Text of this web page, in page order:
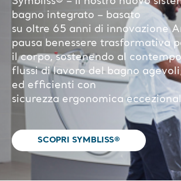
SCOPRI SYMBLISS®
Siamo qui per te!
Non riesci a trovare ciò che stai
Saremmo lieti di aiutarti.